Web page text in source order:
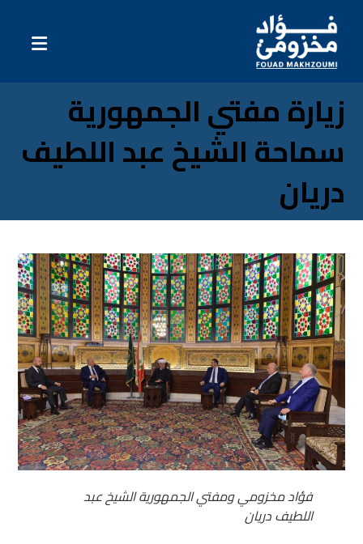
زيارة مفتي الجمهورية
سماحة الشيخ عبد اللطيف
دريان
فؤاد مخزومي ومفتي الجمهورية الشيخ عبد
اللطيف دريان